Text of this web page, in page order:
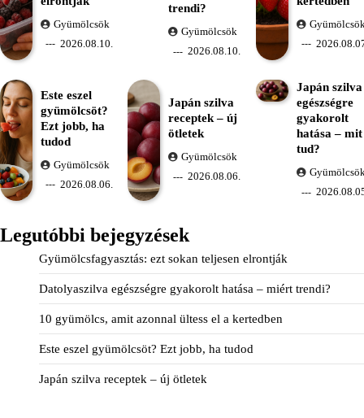
Gyümölcsök
2026.08.10.
trendi?
Gyümölcsök
2026.08.10.
Este eszel
gyümölcsöt?
Ezt jobb, ha
tudod
Gyümölcsök
2026.08.06.
Japán szilva
receptek – új
ötletek
Gyümölcsök
2026.08.06.
Japán szilva
egészségre
gyakorolt
hatása – mit
tud?
Legutóbbi bejegyzések
Gyümölcsfagyasztás: ezt sokan teljesen elrontják
Datolyaszilva egészségre gyakorolt hatása – miért trendi?
10 gyümölcs, amit azonnal ültess el a kertedben
Este eszel gyümölcsöt? Ezt jobb, ha tudod
Japán szilva receptek – új ötletek